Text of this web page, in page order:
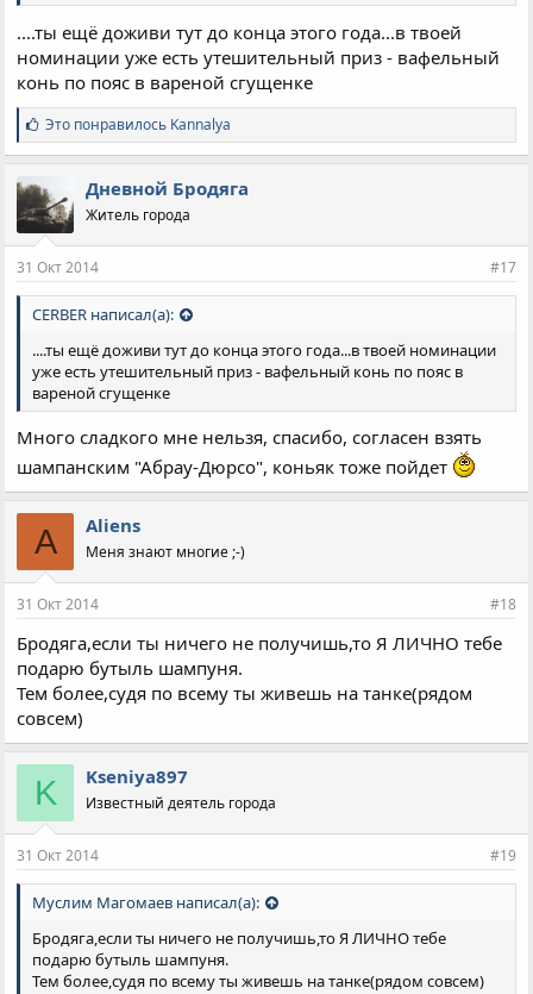
Может объявить конкурс миссис Армавир? или мисс Бикини
2015?
....ты ещё доживи тут до конца этого года...в твоей
номинации уже есть утешительный приз - вафельный
конь по пояс в вареной сгущенке
С
и
м
а
т
и
:
Это понравилось Kannalya
Дневной Бродяга
Житель города
31 Окт 2014 #17
CERBER написал(а):
....ты ещё доживи тут до конца этого года...в твоей номинации
уже есть утешительный приз - вафельный конь по пояс в
вареной сгущенке
Много сладкого мне нельзя, спасибо, согласен взять
шампанским "Абрау-Дюрсо", коньяк тоже пойдет
A Aliens
Меня знают многие ;-)
31 Окт 2014 #18
Бродяга,если ты ничего не получишь,то Я ЛИЧНО тебе
подарю бутыль шампуня.
Тем более,судя по всему ты живешь на танке(рядом
совсем)
K Kseniya897
Известный деятель города
31 Окт 2014 #19
Муслим Магомаев написал(а):
Бродяга,если ты ничего не получишь,то Я ЛИЧНО тебе
подарю бутыль шампуня.
Тем более,судя по всему ты живешь на танке(рядом совсем)